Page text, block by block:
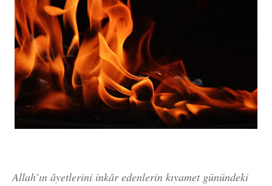
Allah’ın âyetlerini inkâr edenlerin kıyamet günündeki